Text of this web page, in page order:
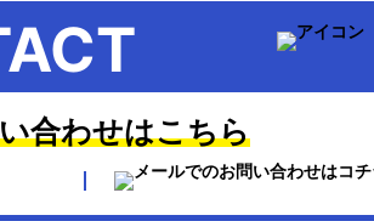
合わせはこちら